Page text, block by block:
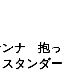
ンナ 抱っ
タンダー